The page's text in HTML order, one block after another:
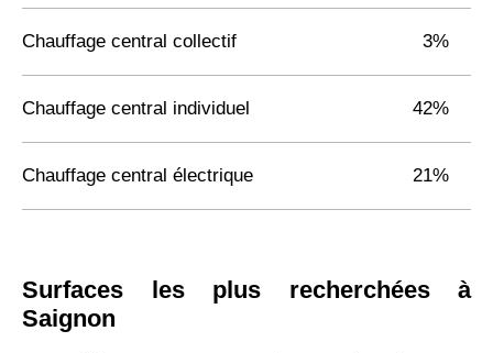
Chauffage central collectif 3%
Chauffage central individuel 42%
Chauffage central électrique 21%
Surfaces les plus recherchées à
Saignon